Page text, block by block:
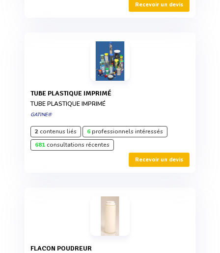
Recevoir un devis
TUBE PLASTIQUE IMPRIMÉ
TUBE PLASTIQUE IMPRIMÉ
GATINE®
2contenus liés 6professionnels intéressés
681consultations récentes
Recevoir un devis
FLACON POUDREUR